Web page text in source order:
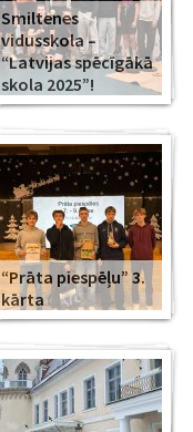
Smiltenes
vidusskola –
“Latvijas spēcīgākā
skola 2025”!
“Prāta piespēļu” 3.
kārta